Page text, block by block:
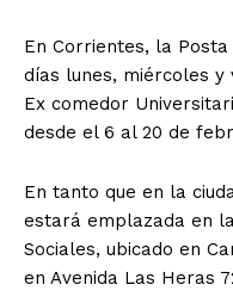
En Corrientes, la
días lunes, miércoles y
Ex comedor
desde el 6 al 20 de
En tanto que en la
estará emplazada en
Sociales, ubicado en
en Avenida Las Heras